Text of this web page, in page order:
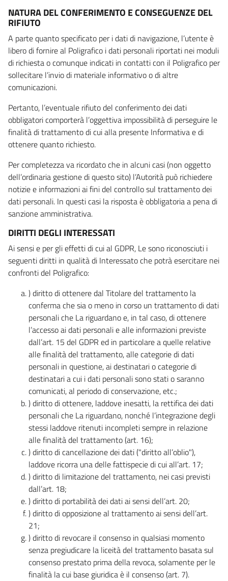
NATURA DEL CONFERIMENTO E CONSEGUENZE DEL
RIFIUTO
A parte quanto specificato per i dati di navigazione, l’utente è
libero di fornire al Poligrafico i dati personali riportati nei moduli
di richiesta o comunque indicati in contatti con il Poligrafico per
sollecitare l’invio di materiale informativo o di altre
comunicazioni.
Pertanto, l’eventuale rifiuto del conferimento dei dati
obbligatori comporterà l’oggettiva impossibilità di perseguire le
finalità di trattamento di cui alla presente Informativa e di
ottenere quanto richiesto.
Per completezza va ricordato che in alcuni casi (non oggetto
dell’ordinaria gestione di questo sito) l’Autorità può richiedere
notizie e informazioni ai fini del controllo sul trattamento dei
dati personali. In questi casi la risposta è obbligatoria a pena di
sanzione amministrativa.
DIRITTI DEGLI INTERESSATI
Ai sensi e per gli effetti di cui al GDPR, Le sono riconosciuti i
seguenti diritti in qualità di Interessato che potrà esercitare nei
confronti del Poligrafico:
) diritto di ottenere dal Titolare del trattamento la
conferma che sia o meno in corso un trattamento di dati
personali che La riguardano e, in tal caso, di ottenere
l’accesso ai dati personali e alle informazioni previste
dall’art. 15 del GDPR ed in particolare a quelle relative
alle finalità del trattamento, alle categorie di dati
personali in questione, ai destinatari o categorie di
destinatari a cui i dati personali sono stati o saranno
comunicati, al periodo di conservazione, etc.;
) diritto di ottenere, laddove inesatti, la rettifica dei dati
personali che La riguardano, nonché l’integrazione degli
stessi laddove ritenuti incompleti sempre in relazione
alle finalità del trattamento (art. 16);
) diritto di cancellazione dei dati ("diritto all’oblio"),
laddove ricorra una delle fattispecie di cui all’art. 17;
) diritto di limitazione del trattamento, nei casi previsti
dall’art. 18;
) diritto di portabilità dei dati ai sensi dell’art. 20;
) diritto di opposizione al trattamento ai sensi dell’art.
21;
) diritto di revocare il consenso in qualsiasi momento
senza pregiudicare la liceità del trattamento basata sul
consenso prestato prima della revoca, solamente per le
finalità la cui base giuridica è il consenso (art. 7).